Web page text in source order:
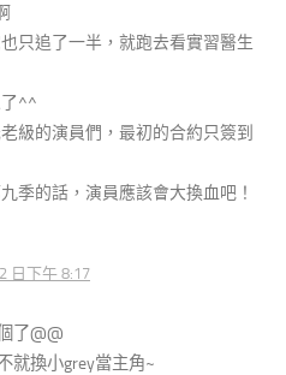
只追了一半，就跑去看實習醫生
^^
級的演員們，最初的合約只簽到
季的話，演員應該會大換血吧！
日下午 8:17
了@@
就換小grey當主角~